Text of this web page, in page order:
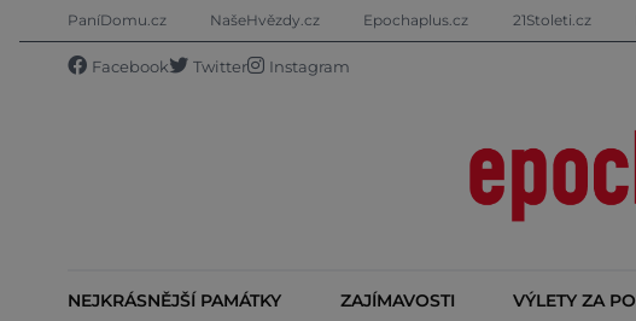
PaníDomu.cz NašeHvězdy.cz Epochaplus.cz 21Stoleti.cz
Facebook Twitter Instagram
NEJKRÁSNĚJŠÍ PAMÁTKY ZAJÍMAVOSTI VÝLETY ZA